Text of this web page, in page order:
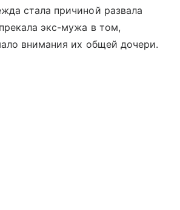
стала причиной развала
экс-мужа в том,
внимания их общей дочери.